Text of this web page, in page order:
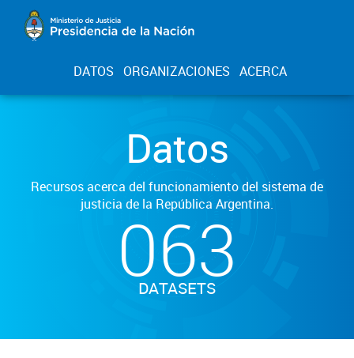
DATOS ORGANIZACIONES ACERCA
Datos
Recursos acerca del funcionamiento del sistema de
justicia de la República Argentina.
063
DATASETS